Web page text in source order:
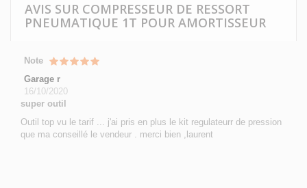
AVIS SUR COMPRESSEUR DE RESSORT
PNEUMATIQUE 1T POUR AMORTISSEUR
Note
Garage r
16/10/2020
super outil
Outil top vu le tarif ... j'ai pris en plus le kit regulateurr de pression
que ma conseillé le vendeur . merci bien ,laurent